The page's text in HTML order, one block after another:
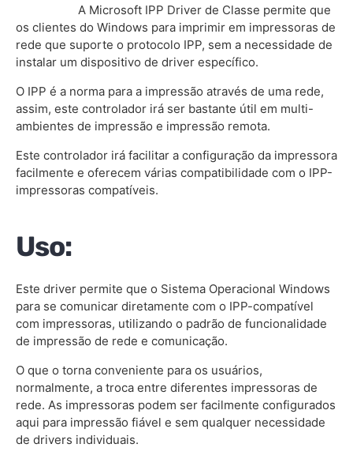
A Microsoft IPP Driver de Classe permite que
os clientes do Windows para imprimir em impressoras de
rede que suporte o protocolo IPP, sem a necessidade de
instalar um dispositivo de driver específico.
O IPP é a norma para a impressão através de uma rede,
assim, este controlador irá ser bastante útil em multi-
ambientes de impressão e impressão remota.
Este controlador irá facilitar a configuração da impressora
facilmente e oferecem várias compatibilidade com o IPP-
impressoras compatíveis.
Uso:
Este driver permite que o Sistema Operacional Windows
para se comunicar diretamente com o IPP-compatível
com impressoras, utilizando o padrão de funcionalidade
de impressão de rede e comunicação.
O que o torna conveniente para os usuários,
normalmente, a troca entre diferentes impressoras de
rede. As impressoras podem ser facilmente configurados
aqui para impressão fiável e sem qualquer necessidade
de drivers individuais.